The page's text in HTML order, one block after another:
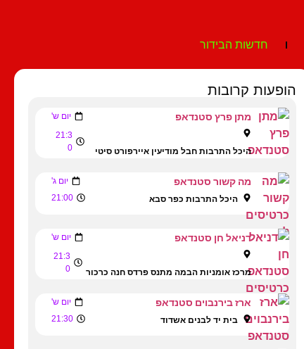
חדשות הבידור
הופעות קרובות
מתן פרץ סטנדאפ יום ש'
היכל התרבות חבל מודיעין איירפורט סיטי
21:3
0
מה קשור סטנדאפ יום ג'
היכל התרבות כפר סבא 21:00
דניאל חן סטנדאפ יום ש'
מרכז אומניות הבמה מתנס פרדס חנה כרכור
21:3
0
ארז בירנבוים סטנדאפ יום ש'
בית יד לבנים אשדוד 21:30